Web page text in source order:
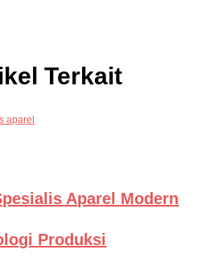
Terkait
Aparel Modern
Produksi